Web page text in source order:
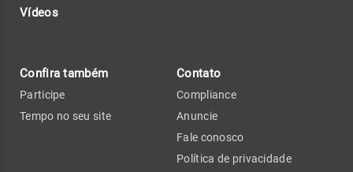
Vídeos
Confira também
Participe
Tempo no seu site
Contato
Compliance
Anuncie
Fale conosco
Política de privacidade